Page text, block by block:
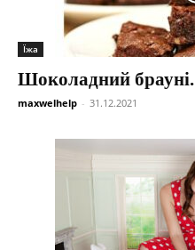
Їжа
Шоколадний брауні.
maxwelhelp - 31.12.2021